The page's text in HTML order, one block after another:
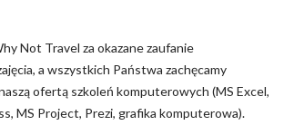
Not Travel za okazane zaufanie
a wszystkich Państwa zachęcamy
ofertą szkoleń komputerowych (MS Excel,
MS Project, Prezi, grafika komputerowa).